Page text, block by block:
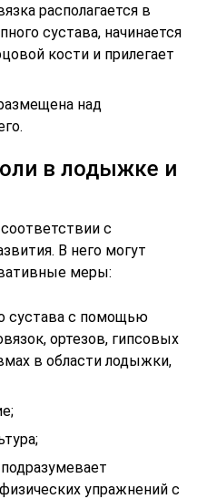
располагается в
сустава, начинается
кости и прилегает
над
в лодыжке и
с
В него могут
меры:
сустава с помощью
ортезов, гипсовых
в области лодыжки,
упражнений с